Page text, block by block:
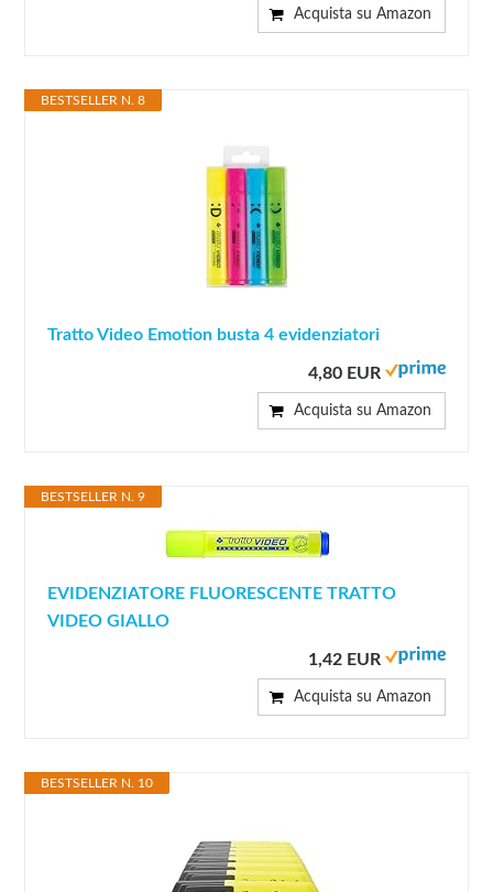
Acquista su Amazon
BESTSELLER N. 8
Tratto Video Emotion busta 4 evidenziatori
4,80 EUR
Acquista su Amazon
BESTSELLER N. 9
EVIDENZIATORE FLUORESCENTE TRATTO
VIDEO GIALLO
1,42 EUR
Acquista su Amazon
BESTSELLER N. 10